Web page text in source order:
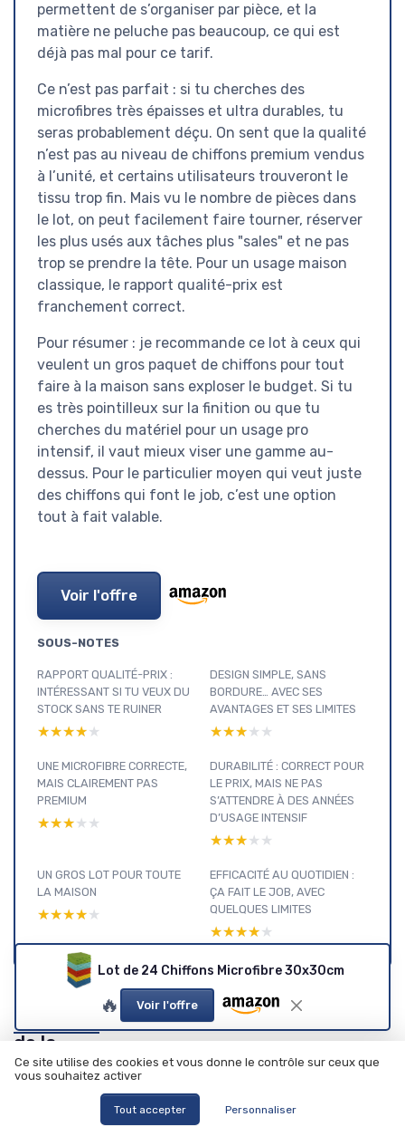
permettent de s’organiser par pièce, et la
matière ne peluche pas beaucoup, ce qui est
déjà pas mal pour ce tarif.
Ce n’est pas parfait : si tu cherches des
microfibres très épaisses et ultra durables, tu
seras probablement déçu. On sent que la qualité
n’est pas au niveau de chiffons premium vendus
à l’unité, et certains utilisateurs trouveront le
tissu trop fin. Mais vu le nombre de pièces dans
le lot, on peut facilement faire tourner, réserver
les plus usés aux tâches plus "sales" et ne pas
trop se prendre la tête. Pour un usage maison
classique, le rapport qualité-prix est
franchement correct.
Pour résumer : je recommande ce lot à ceux qui
veulent un gros paquet de chiffons pour tout
faire à la maison sans exploser le budget. Si tu
es très pointilleux sur la finition ou que tu
cherches du matériel pour un usage pro
intensif, il vaut mieux viser une gamme au-
dessus. Pour le particulier moyen qui veut juste
des chiffons qui font le job, c’est une option
tout à fait valable.
Voir l'offre
SOUS-NOTES
RAPPORT QUALITÉ-PRIX :
INTÉRESSANT SI TU VEUX DU
STOCK SANS TE RUINER
★★★★★
★★★★★
DESIGN SIMPLE, SANS
BORDURE… AVEC SES
AVANTAGES ET SES LIMITES
★★★★★
★★★★★
UNE MICROFIBRE CORRECTE,
MAIS CLAIREMENT PAS
PREMIUM
★★★★★
★★★★★
DURABILITÉ : CORRECT POUR
LE PRIX, MAIS NE PAS
S’ATTENDRE À DES ANNÉES
D’USAGE INTENSIF
★★★★★
★★★★★
UN GROS LOT POUR TOUTE
LA MAISON
★★★★★
★★★★★
EFFICACITÉ AU QUOTIDIEN :
ÇA FAIT LE JOB, AVEC
QUELQUES LIMITES
★★★★★
★★★★★
Entretien
de la
Maison :
voir nos
Voir tous les tests Entretien de la Maison →
Lot de 24 Chiffons Microfibre 30x30cm
🔥 Voir l'offre
Ce site utilise des cookies et vous donne le contrôle sur ceux que
vous souhaitez activer
Tout accepter Personnaliser